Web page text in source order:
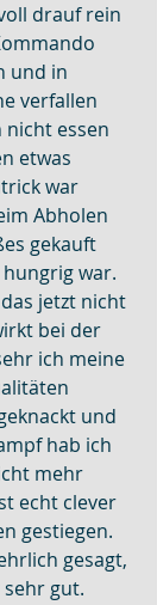
drauf rein
und in
verfallen
nicht essen
etwas
war
Abholen
gekauft
war.
jetzt nicht
bei der
ich meine
und
hab ich
mehr
echt clever
gestiegen.
gesagt,
gut.